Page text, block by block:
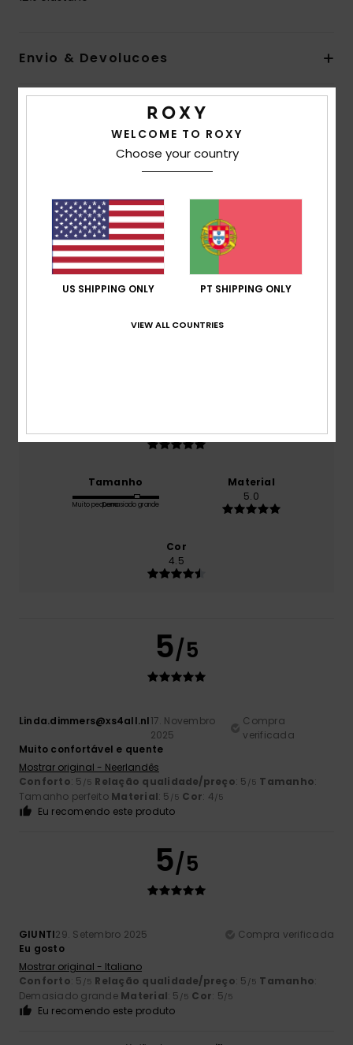
Envio & Devolucoes
Avaliações dos clientes
5.0/5
baseado em2 avaliações verificadasdesde
Setembro 2025
5.0
Tamanho
Muito pequenoDemasiado grande
Material
5.0
Cor
4.5
5/5
Linda.dimmers@xs4all.nl17. Novembro
2025
Compra
verificada
Muito confortável e quente
Mostrar original - Neerlandês
Conforto: 5 /5 Relação qualidade/preço: 5 /5 Tamanho:
Tamanho perfeito Material: 5 /5 Cor: 4/5
Eu recomendo este produto
5/5
GIUNTI29. Setembro 2025
Compra verificada
Eu gosto
Mostrar original - Italiano
Conforto: 5 /5 Relação qualidade/preço: 5 /5 Tamanho:
Demasiado grande Material: 5 /5 Cor: 5/5
Eu recomendo este produto
WELCOME TO ROXY
Choose your country
US SHIPPING ONLY PT SHIPPING ONLY
VIEW ALL COUNTRIES